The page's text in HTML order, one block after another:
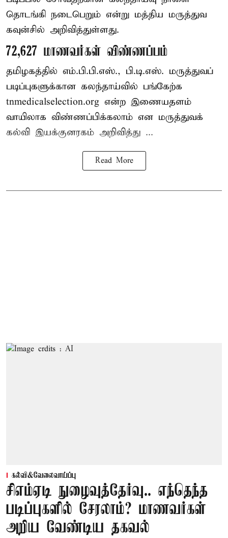
தொடங்கி நடைபெறும் என்று மத்திய மருத்துவ
கவுன்சில் அறிவித்துள்ளது.
72,627 மாணவர்கள் விண்ணப்பம்
தமிழகத்தில் எம்.பி.பி.எஸ்., பி.டி.எஸ். மருத்துவப்
படிப்புகளுக்கான கலந்தாய்வில் பங்கேற்க
tnmedicalselection.org என்ற இணையதளம்
வாயிலாக விண்ணப்பிக்கலாம் என மருத்துவக்
கல்வி இயக்குனரகம் அறிவித்து ...
Read More
கல்வி&வேலைவாய்ப்பு
சிஎம்ஏடி நுழைவுத்தேர்வு.. எந்தெந்த
படிப்புகளில் சேரலாம்? மாணவர்கள்
அறிய வேண்டிய தகவல்